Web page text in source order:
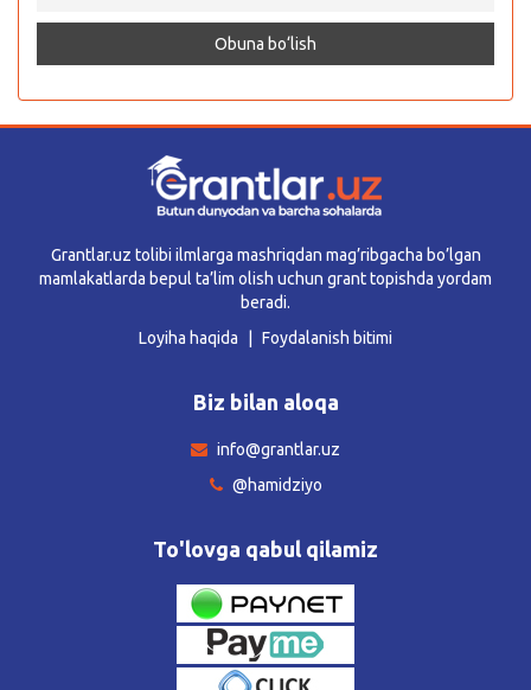
Grantlar.uz tolibi ilmlarga mashriqdan mag’ribgacha bo’lgan
mamlakatlarda bepul ta’lim olish uchun grant topishda yordam
beradi.
Loyiha haqida
Foydalanish bitimi
Biz bilan aloqa
info@grantlar.uz
@hamidziyo
To'lovga qabul qilamiz